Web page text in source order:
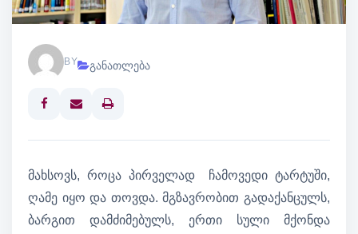
BY განათლება
Print
მახსოვს, როცა პირველად ჩამოვედი ტარტუში,
ღამე იყო და თოვდა. მგზავრობით გადაქანცულს,
ბარგით დამძიმებულს, ერთი სული მქონდა